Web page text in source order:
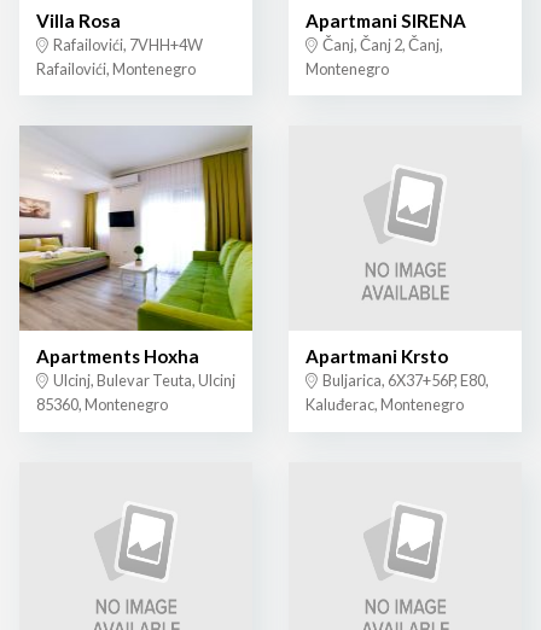
Villa Rosa
Rafailovići, 7VHH+4W
Rafailovići, Montenegro
Apartmani SIRENA
Čanj, Čanj 2, Čanj,
Montenegro
Apartments Hoxha
Ulcinj, Bulevar Teuta, Ulcinj
85360, Montenegro
Apartmani Krsto
Buljarica, 6X37+56P, E80,
Kaluđerac, Montenegro